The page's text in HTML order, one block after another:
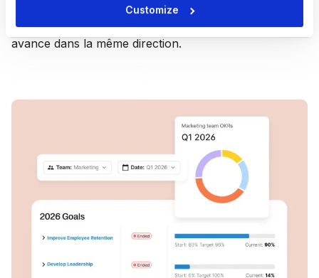
Customize
Personnalisez les cycles, suivez les progrès et ajustez
en temps réel afin que l'ensemble de votre effectif
avance dans la même direction.